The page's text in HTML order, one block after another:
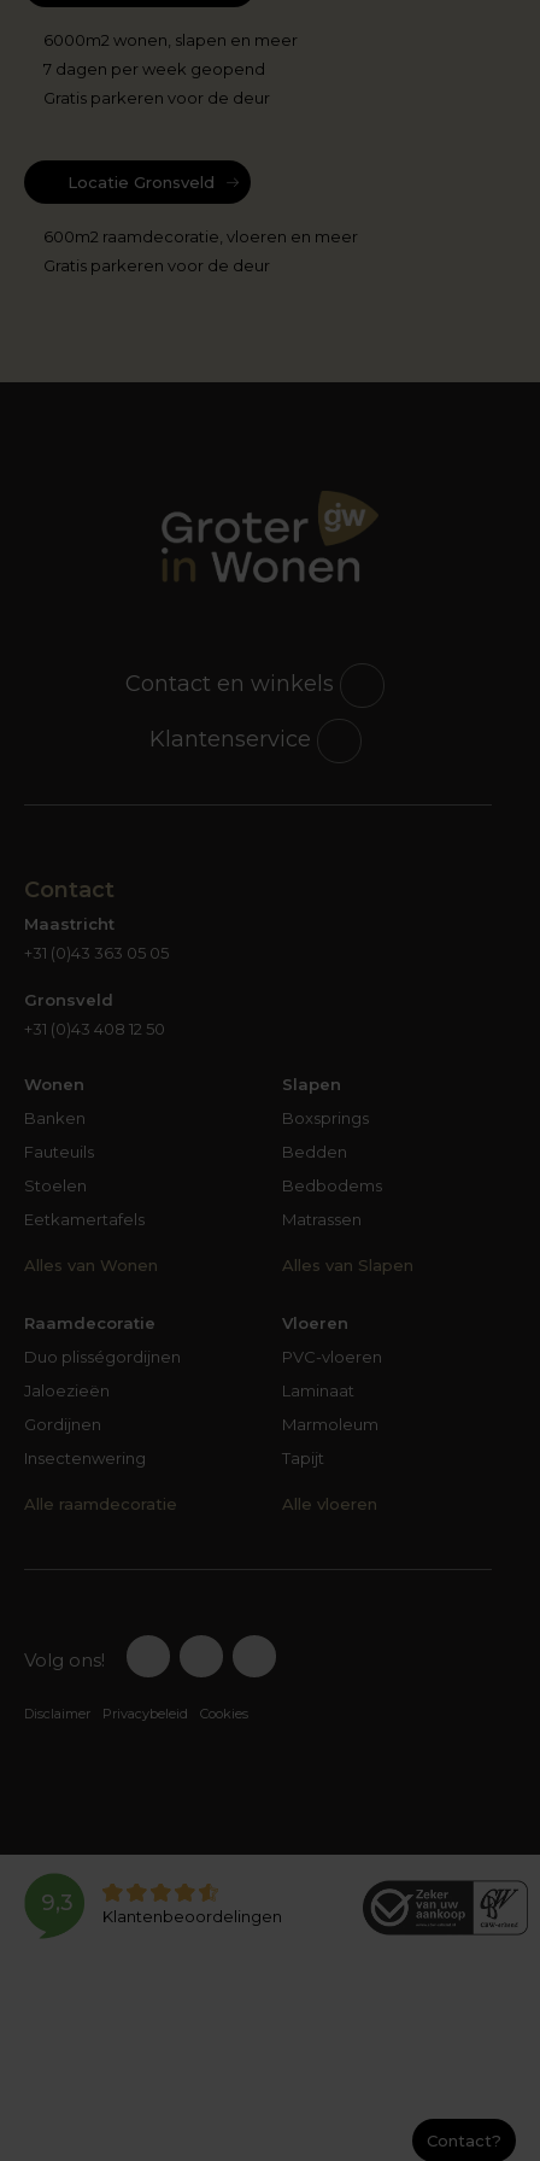
6000m2 wonen, slapen en meer
7 dagen per week geopend
Gratis parkeren voor de deur
Locatie Gronsveld
600m2 raamdecoratie, vloeren en meer
Gratis parkeren voor de deur
Contact en winkels
Klantenservice
Contact
Maastricht
+31 (0)43 363 05 05
Gronsveld
+31 (0)43 408 12 50
Wonen
Banken
Fauteuils
Stoelen
Eetkamertafels
Alles van Wonen
Slapen
Boxsprings
Bedden
Bedbodems
Matrassen
Alles van Slapen
Raamdecoratie
Duo plisségordijnen
Jaloezieën
Gordijnen
Insectenwering
Alle raamdecoratie
Vloeren
PVC-vloeren
Laminaat
Marmoleum
Tapijt
Alle vloeren
Volg ons!
Disclaimer Privacybeleid Cookies
9,3
Klantenbeoordelingen
Contact?